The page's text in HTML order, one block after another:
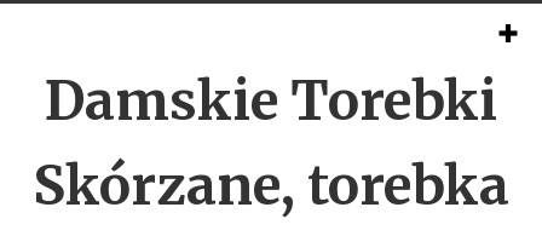
Damskie Torebki
Skórzane, torebka